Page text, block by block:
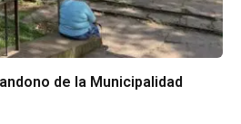
de la Municipalidad